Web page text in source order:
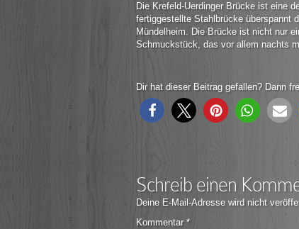
Die Krefeld-Uerdinger Brücke ist eine
fertiggestellte Stahlbrücke überspannt
Mündelheim. Die Brücke ist nicht nur
Schmuckstück, das vor allem nachts
Dir hat dieser Beitrag gefallen? Dann
Schreib einen
Deine E-Mail-Adresse wird nicht
Kommentar *